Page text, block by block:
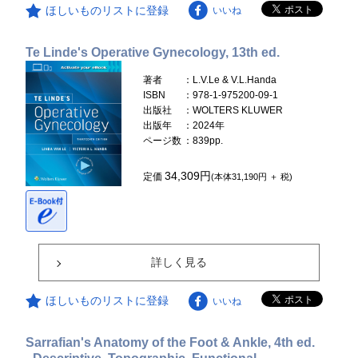
ほしいものリストに登録 いいね
Te Linde's Operative Gynecology, 13th ed.
著者
：L.V.Le & V.L.Handa
ISBN
：978-1-975200-09-1
出版社
：WOLTERS KLUWER
出版年
：2024年
ページ数 ：839pp.
定価34,309円(本体31,190円 ＋ 税)
詳しく見る
ほしいものリストに登録 いいね
Sarrafian's Anatomy of the Foot & Ankle, 4th ed.